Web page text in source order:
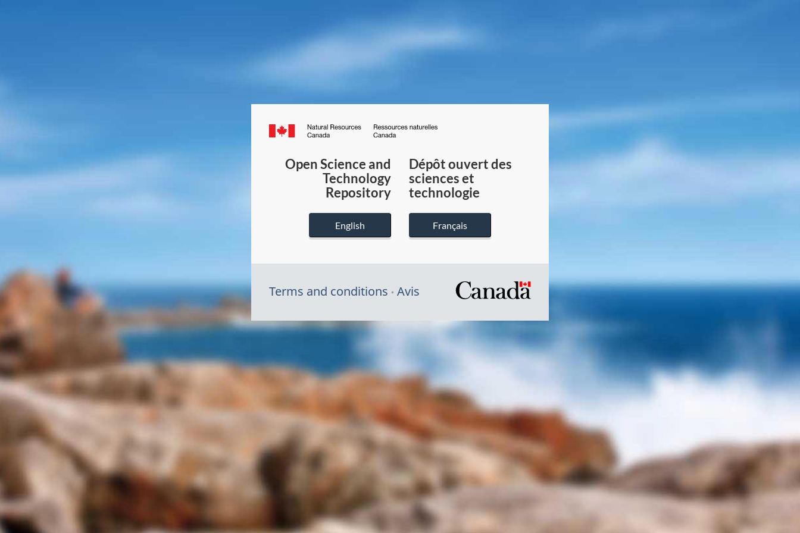
Canada.ca
du
Canada
Open Science and
Technology
Repository
English
Dépôt ouvert des
sciences et
technologie
Français
Terms and conditions Avis
/
gouvernement